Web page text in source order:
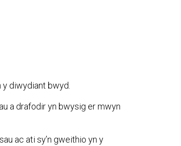
y diwydiant bwyd.
a drafodir yn bwysig er mwyn
ac ati sy’n gweithio yn y